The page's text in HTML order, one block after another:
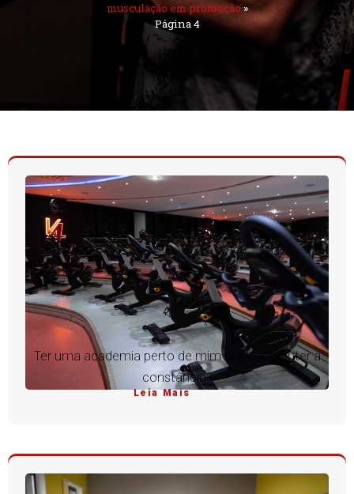
musculação em promoção»
Página 4
Ter uma academia perto de mim ajuda a manter a
constância?
Leia Mais